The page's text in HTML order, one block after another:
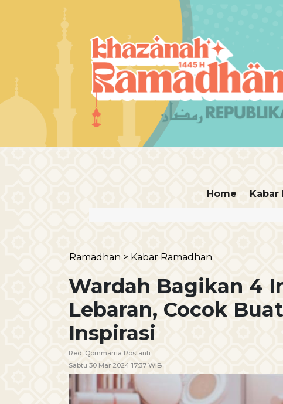
Home Kabar
Ramadhan > Kabar Ramadhan
Wardah Bagikan 4
Lebaran, Cocok
Inspirasi
Red: Qommarria Rostanti
Sabtu 30 Mar 2024 17:37 WIB